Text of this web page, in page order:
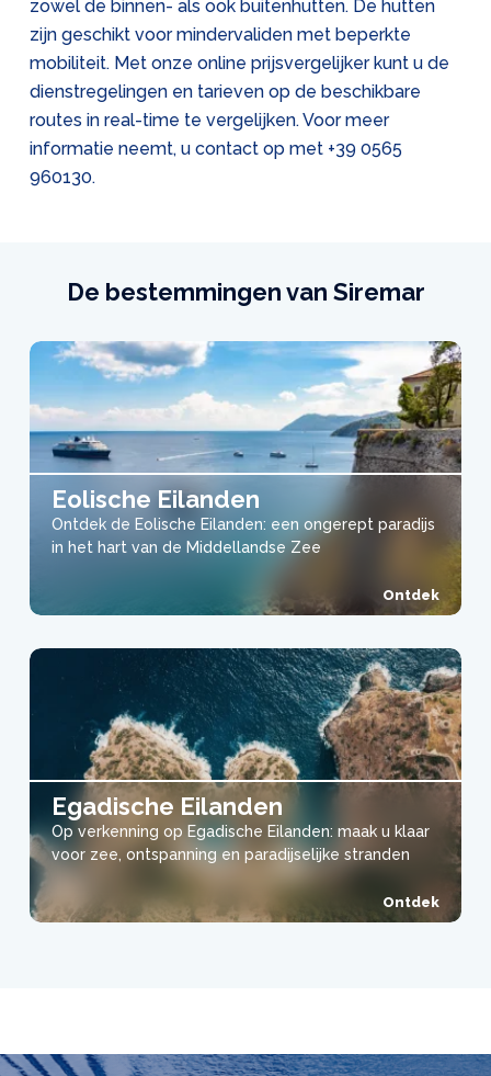
zowel de binnen- als ook buitenhutten. De hutten
zijn geschikt voor mindervaliden met beperkte
mobiliteit. Met onze online prijsvergelijker kunt u de
dienstregelingen en tarieven op de beschikbare
routes in real-time te vergelijken. Voor meer
informatie neemt, u contact op met +39 0565
960130.
De bestemmingen van Siremar
Eolische Eilanden
Ontdek de Eolische Eilanden: een ongerept paradijs
in het hart van de Middellandse Zee
Ontdek
Egadische Eilanden
Op verkenning op Egadische Eilanden: maak u klaar
voor zee, ontspanning en paradijselijke stranden
Ontdek